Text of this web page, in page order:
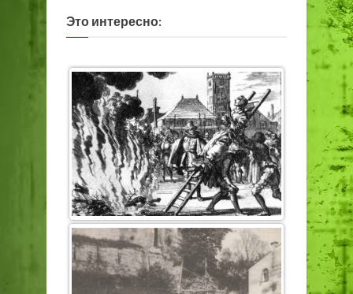
Это интересно: